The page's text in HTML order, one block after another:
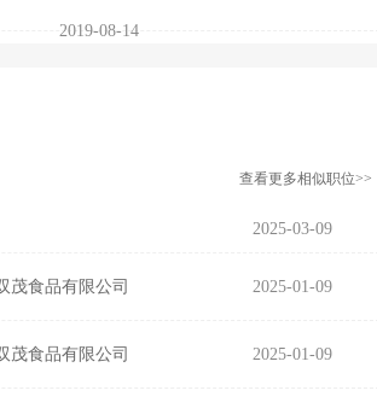
2019-08-14
查看更多相似职位>>
2025-03-09
茂食品有限公司 2025-01-09
茂食品有限公司 2025-01-09